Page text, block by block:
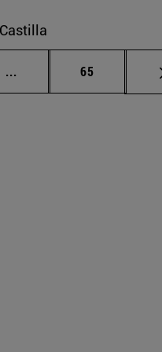
... Páginas intermedias
Página
65